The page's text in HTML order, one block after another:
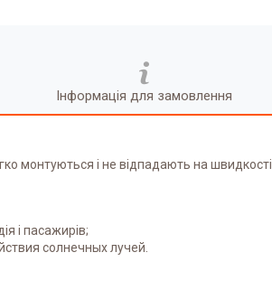
Інформація для замовлення
монтуються і не відпадають на швидкості.
і пасажирів;
солнечных лучей.